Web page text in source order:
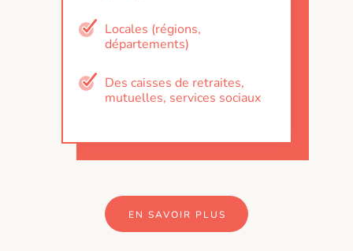
Locales (régions,
départements)
Des caisses de retraites,
mutuelles, services sociaux
EN SAVOIR PLUS